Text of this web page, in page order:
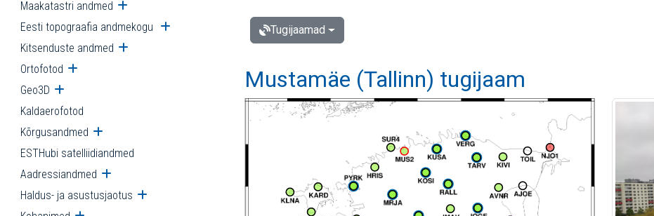
Maakatastri andmed Ava alammenüü
Eesti topograafia andmekogu Ava alammenüü
Kitsenduste andmed Ava alammenüü
Ortofotod Ava alammenüü
Geo3D Ava alammenüü
Kaldaerofotod
Kõrgusandmed Ava alammenüü
ESTHubi satelliidiandmed
Aadressiandmed Ava alammenüü
Haldus- ja asustusjaotus Ava alammenüü
Tugijaamad
Mustamäe (Tallinn) tugijaam